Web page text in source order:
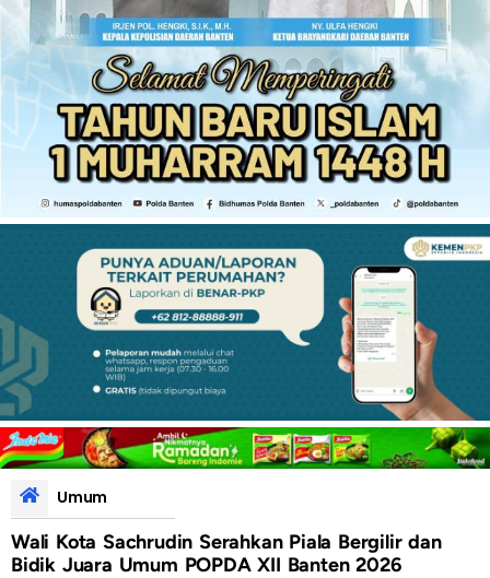
Umum
Wali Kota Sachrudin Serahkan Piala Bergilir dan
Bidik Juara Umum POPDA XII Banten 2026